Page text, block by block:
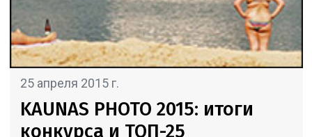
25 апреля 2015 г.
KAUNAS PHOTO 2015: итоги
конкурса и ТОП-25